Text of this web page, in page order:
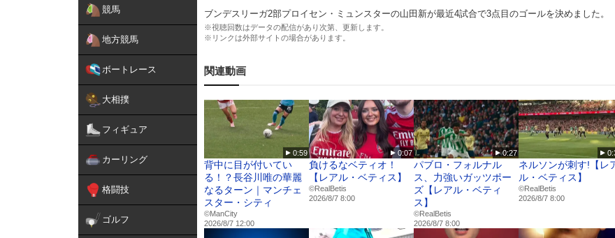
競馬
地方競馬
ボートレース
大相撲
フィギュア
カーリング
格闘技
ゴルフ
ブンデスリーガ2部プロイセン・ミュンスターの山田新が最近4試合で3点目のゴールを決めました。
※視聴回数はデータの配信があり次第、更新します。
※リンクは外部サイトの場合があります。
関連動画
0:59
背中に目が付いてい
る！？長谷川唯の華麗
なるターン｜マンチェ
スター・シティ
©ManCity
2026/8/7 12:00
0:07
負けるなベティオ！
【レアル・ベティス】
©RealBetis
2026/8/7 8:00
0:27
パブロ・フォルナル
ス、力強いガッツポー
ズ【レアル・ベティ
ス】
©RealBetis
2026/8/7 8:00
ネルソンが刺す!【レ
ル・ベティス】
©RealBetis
2026/8/7 8:00